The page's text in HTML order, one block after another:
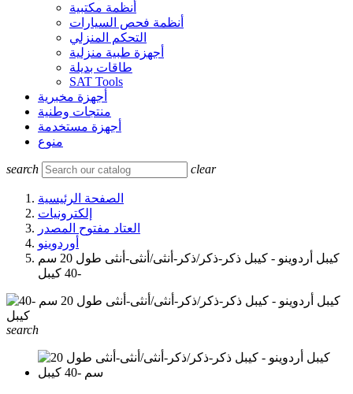
أنظمة مكتبية
أنظمة فحص السيارات
التحكم المنزلي
أجهزة طبية منزلية
طاقات بديلة
SAT Tools
أجهزة مخبرية
منتجات وطنية
أجهزة مستخدمة
منوع
search clear
الصفحة الرئيسية
إلكترونيات
العتاد مفتوح المصدر
أوردوينو
كيبل أردوينو - كيبل ذكر-ذكر/ذكر-أنثى/أنثى-أنثى طول 20 سم
-40 كيبل
search